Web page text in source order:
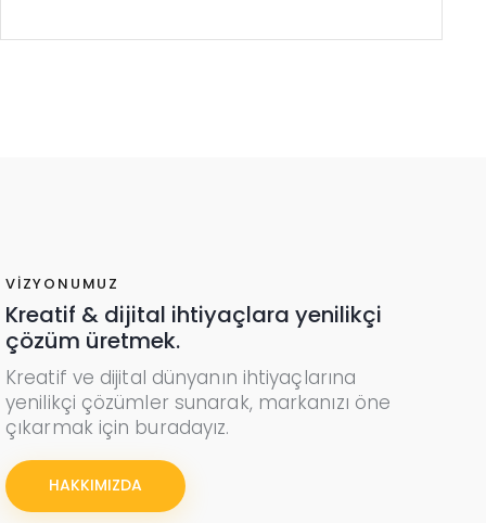
VİZYONUMUZ
Kreatif & dijital ihtiyaçlara yenilikçi
çözüm üretmek.
Kreatif ve dijital dünyanın ihtiyaçlarına
yenilikçi çözümler sunarak, markanızı öne
çıkarmak için buradayız.
HAKKIMIZDA